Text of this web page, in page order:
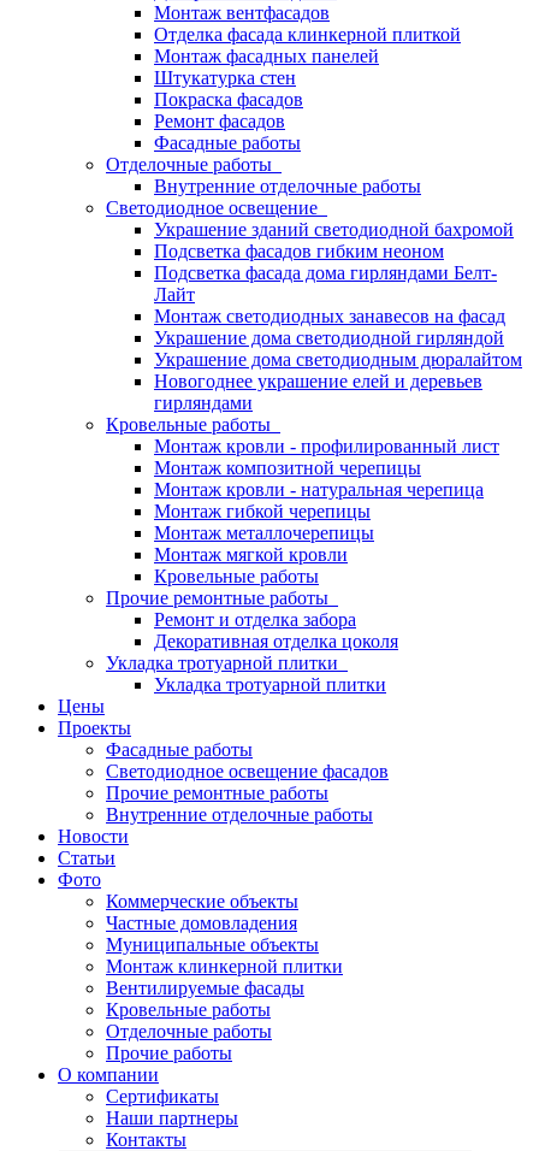
Монтаж вентфасадов
Отделка фасада клинкерной плиткой
Монтаж фасадных панелей
Штукатурка стен
Покраска фасадов
Ремонт фасадов
Фасадные работы
Отделочные работы
Внутренние отделочные работы
Светодиодное освещение
Украшение зданий светодиодной бахромой
Подсветка фасадов гибким неоном
Подсветка фасада дома гирляндами Белт-
Лайт
Монтаж светодиодных занавесов на фасад
Украшение дома светодиодной гирляндой
Украшение дома светодиодным дюралайтом
Новогоднее украшение елей и деревьев
гирляндами
Кровельные работы
Монтаж кровли - профилированный лист
Монтаж композитной черепицы
Монтаж кровли - натуральная черепица
Монтаж гибкой черепицы
Монтаж металлочерепицы
Монтаж мягкой кровли
Кровельные работы
Прочие ремонтные работы
Ремонт и отделка забора
Декоративная отделка цоколя
Укладка тротуарной плитки
Укладка тротуарной плитки
Цены
Проекты
Фасадные работы
Светодиодное освещение фасадов
Прочие ремонтные работы
Внутренние отделочные работы
Новости
Статьи
Фото
Коммерческие объекты
Частные домовладения
Муниципальные объекты
Монтаж клинкерной плитки
Вентилируемые фасады
Кровельные работы
Отделочные работы
Прочие работы
О компании
Сертификаты
Наши партнеры
Контакты